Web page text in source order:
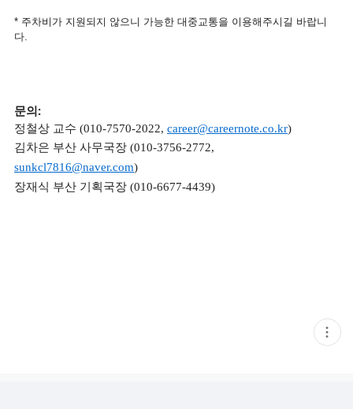
* 주차비가 지원되지 않으니 가능한 대중교통을 이용해주시길 바랍니
다.
문의:
정철상 교수 (010-7570-2022, career@careernote.co.kr)
김차은 부산 사무국장 (010-3756-2772,
sunkcl7816@naver.com)
장재식 부산 기획국장 (010-6677-4439)
현
재